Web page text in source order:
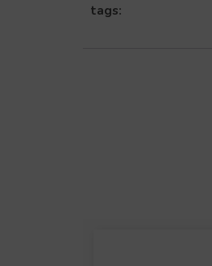
tags: